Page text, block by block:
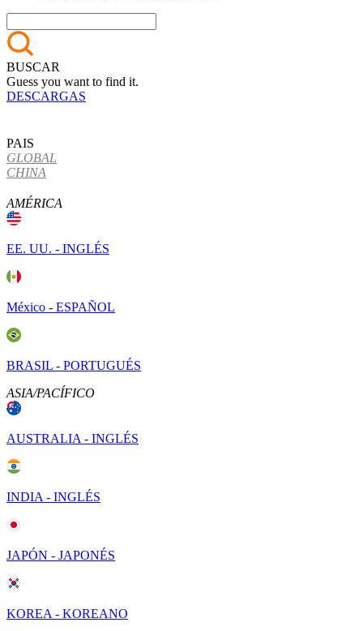
BUSCAR
Guess you want to find it.
DESCARGAS
PAIS
GLOBAL
CHINA
AMÉRICA
EE. UU. - INGLÉS
México - ESPAÑOL
BRASIL - PORTUGUÉS
ASIA/PACÍFICO
AUSTRALIA - INGLÉS
INDIA - INGLÉS
JAPÓN - JAPONÉS
KOREA - KOREANO